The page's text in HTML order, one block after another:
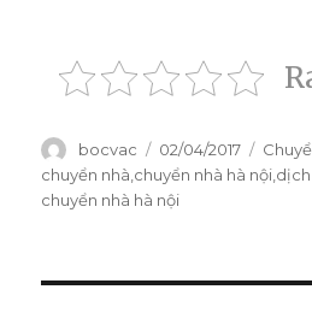
Tác
giả
bocvac
Đăng
vào
ngày
02/04/2017
Danh
mục
chuyển nhà,chuyển nhà hà nội,
chuyển nhà hà nội